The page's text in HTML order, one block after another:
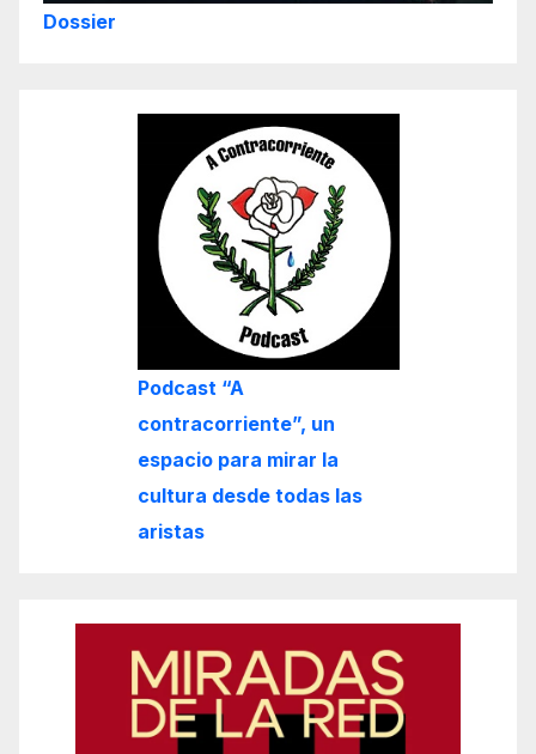
Dossier
Podcast “A
contracorriente”, un
espacio para mirar la
cultura desde todas las
aristas